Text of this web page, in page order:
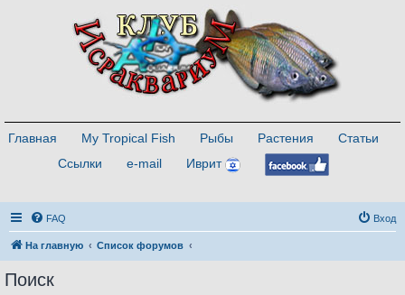
Главная My Tropical Fish Рыбы Растения
Статьи
Ссылки
e-mail Иврит
FAQ Вход
На главную Список форумов
Поиск